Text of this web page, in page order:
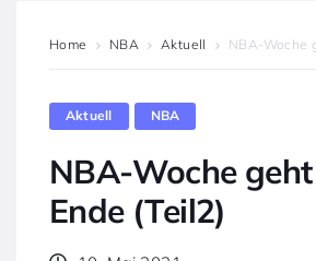
Home NBA Aktuell NBA-Woche
Aktuell NBA
NBA-Woche
Ende (Teil2)